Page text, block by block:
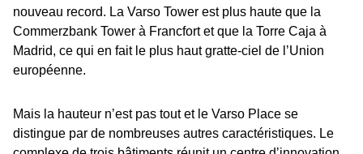
nouveau record. La Varso Tower est plus haute que la
Commerzbank Tower à Francfort et que la Torre Caja à
Madrid, ce qui en fait le plus haut gratte-ciel de lʼUnion
européenne.
Mais la hauteur nʼest pas tout et le Varso Place se
distingue par de nombreuses autres caractéristiques. Le